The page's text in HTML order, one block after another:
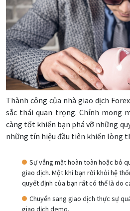
Thành công của nhà giao dịch
sắc thái quan trọng. Chính mong
càng tốt khiến bạn phá vỡ những
những tín hiệu đầu tiên khiến lòng
Sự vắng mặt hoàn toàn hoặc bỏ
giao dịch. Một khi bạn rời khỏi hệ
quyết định của bạn rất có thể là do
Chuyển sang giao dịch thực sự
giao dịch demo.